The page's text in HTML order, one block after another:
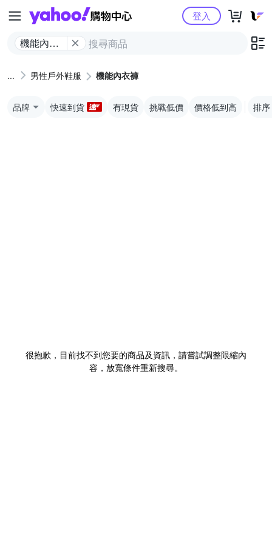
Yahoo購物中心
機能內衣
登入
男性戶外鞋服 機能內衣褲
品牌 快速到貨 有現貨 挑戰低價 價格低到高 排序
很抱歉，目前找不到您要的商品及資訊，請嘗試調整限縮內
容，放寬條件重新搜尋。